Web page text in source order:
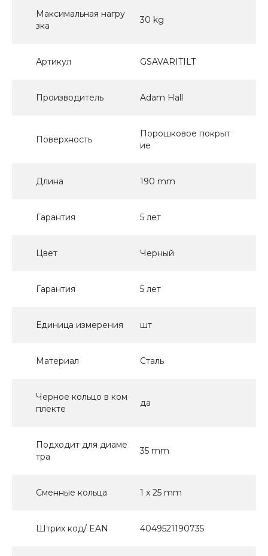
Максимальная нагру
зка
30 kg
Артикул GSAVARITILT
Производитель Adam Hall
Поверхность
Порошковое покрыт
ие
Длина 190 mm
Гарантия 5 лет
Цвет Черный
Гарантия 5 лет
Единица измерения шт
Материал Сталь
Черное кольцо в ком
плекте
да
Подходит для диаме
тра
35 mm
Сменные кольца 1 x 25 mm
Штрих код/ EAN 4049521190735